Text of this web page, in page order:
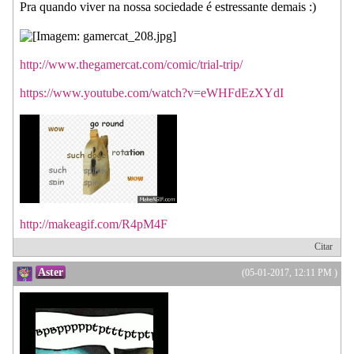
Pra quando viver na nossa sociedade é estressante demais :)
http://www.thegamercat.com/comic/trial-trip/
https://www.youtube.com/watch?v=eWHFdEzXYdI
http://makeagif.com/R4pM4F
Citar
(05-01-2017, 12:11 PM )
Aster